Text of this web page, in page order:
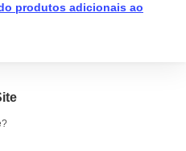
produtos adicionais ao